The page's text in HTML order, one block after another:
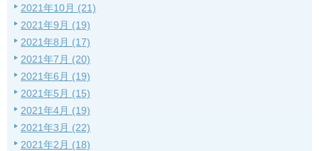
2021年10月 (21)
2021年9月 (19)
2021年8月 (17)
2021年7月 (20)
2021年6月 (19)
2021年5月 (15)
2021年4月 (19)
2021年3月 (22)
2021年2月 (18)